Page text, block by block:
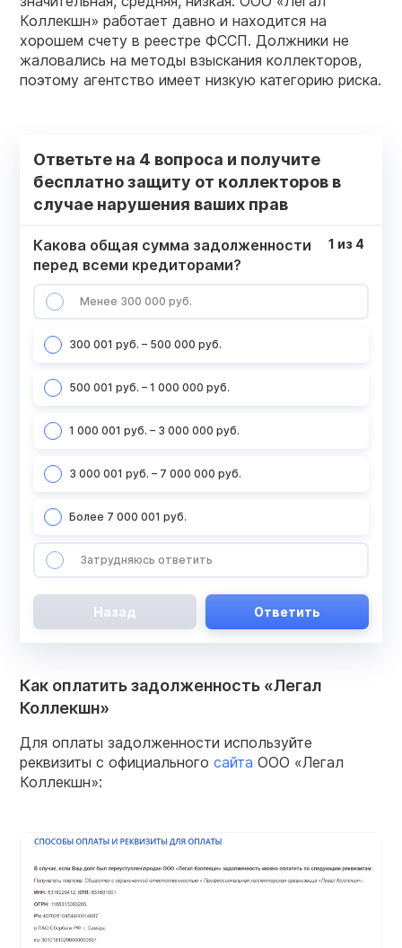
Коллекшн» работает давно и находится на
хорошем счету в реестре ФССП. Должники не
жаловались на методы взыскания коллекторов,
поэтому агентство имеет низкую категорию риска.
Ответьте на 4 вопроса и получите
бесплатно защиту от коллекторов в
случае нарушения ваших прав
Какова общая сумма задолженности
перед всеми кредиторами?
Менее 300 000 руб.
300 001 руб. – 500 000 руб.
500 001 руб. – 1 000 000 руб.
1 000 001 руб. – 3 000 000 руб.
3 000 001 руб. – 7 000 000 руб.
Более 7 000 001 руб.
Затрудняюсь ответить
1 из 4
Назад Ответить
Как оплатить задолженность «Легал
Коллекшн»
Для оплаты задолженности используйте
реквизиты с официального сайта ООО «Легал
Коллекшн»: